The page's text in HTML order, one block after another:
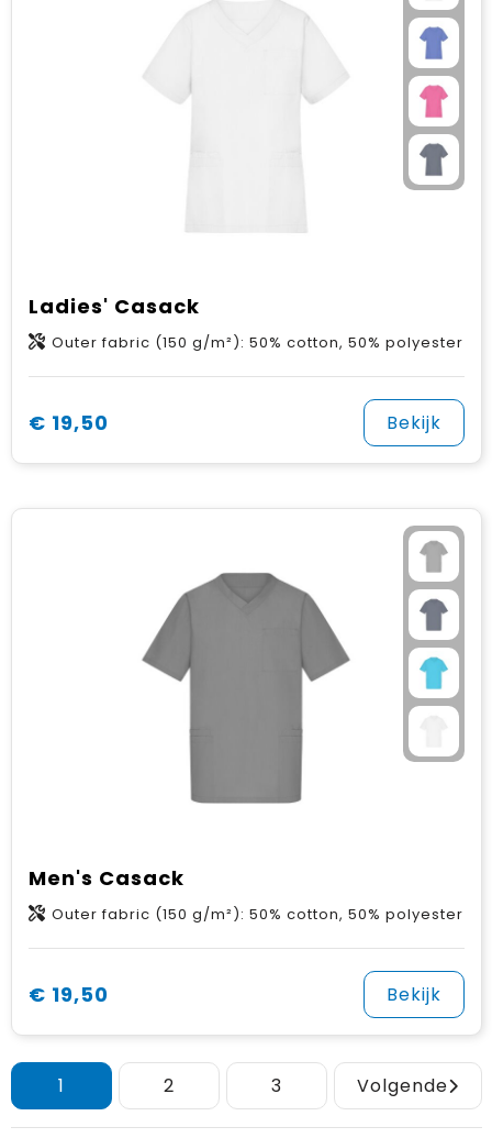
Ladies' Casack
Outer fabric (150 g/m²): 50% cotton, 50% polyester
€ 19,50 Bekijk
Men's Casack
Outer fabric (150 g/m²): 50% cotton, 50% polyester
€ 19,50 Bekijk
1 2 3 Volgende